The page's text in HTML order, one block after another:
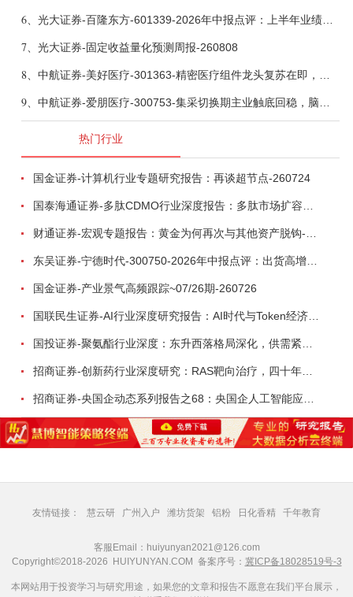
6、 光大证券-百隆东方-601339-2026年中报点评：上半年业绩表现高增，国内外产能均有亮眼表现-260807
7、 光大证券-固定收益量化预测周报-260808
8、
9、
热门行业
国金证券-计算机行业专题研究报告：再谈超节点-260724
东吴证券-宁德时代-300750-2026年中报点评：出货高增业绩稳健，回购彰显龙头信心-260726
国金证券-产业景气高频跟踪~07/26期-260726
国联民生证券-AI行业深度研究报告：AI时代与Token经济，从技术符号到数字石油-260801
招商证券-创新药行业深度研究：RAS靶向治疗，四十年不可成药的终结，与终结之后的治疗格局演化-260805
友情链接： 慧云研 广州入户 潍坊货架 铝粉 日化香精 千年教育
客服Email：huiyunyan2021@126.com
Copyright©2018-2026 HUIYUNYAN.COM 备案序号： 冀ICP备18028519号-3
本网站用于投资学习与研究用途，如果您的文章和报告不愿意在我们平台展示，